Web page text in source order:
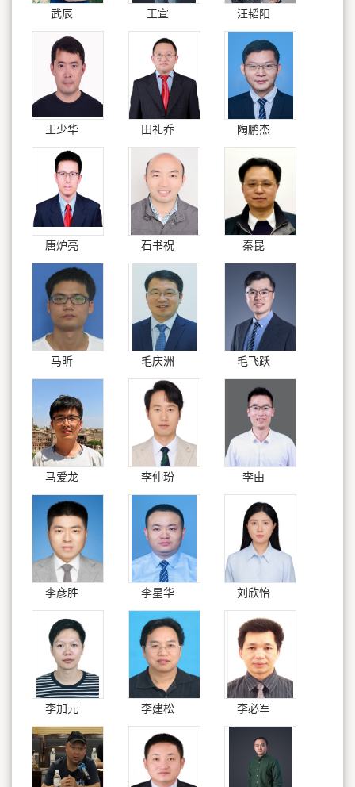
武辰 王宣 汪韬阳
王少华 田礼乔 陶鹏杰
唐炉亮 石书祝 秦昆
马昕 毛庆洲 毛飞跃
马爱龙 李仲玢 李由
李彦胜 李星华 刘欣怡
李加元 李建松 李必军